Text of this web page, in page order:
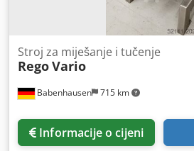
Babenhausen 715 km
Stroj za miješanje i tučenje
RegoVario
Informacije o cijeni